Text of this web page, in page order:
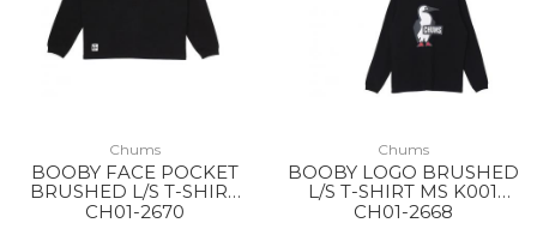
Chums
BOOBY FACE POCKET
BRUSHED L/S T-SHIRT
MS K001 BLACK
CH01-2670
Chums
BOOBY LOGO BRUSHED
L/S T-SHIRT MS K001
BLACK
CH01-2668